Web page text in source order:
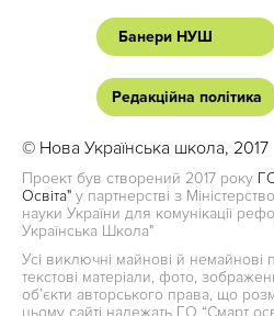
Банери НУШ
Редакційна політика
© Нова Українська школа, 2017
Проект був створений 2017 року
Освіта" у партнерстві з
науки України для комунікації
Українська Школа"
Усі виключні майнові й немайнові
текстові матеріали, фото,
об’єкти авторського права, що